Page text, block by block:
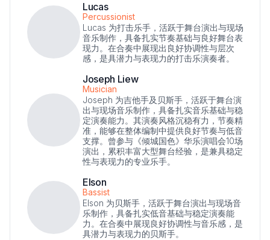
Lucas
Percussionist
Lucas 为打击乐手，活跃于舞台演出与现场
音乐制作，具备扎实节奏基础与良好舞台表
现力。在合奏中展现出良好协调性与层次
感，是具潜力与表现力的打击乐演奏者。
Joseph Liew
Musician
Joseph 为吉他手及贝斯手，活跃于舞台演
出与现场音乐制作，具备扎实音乐基础与稳
定演奏能力。其演奏风格沉稳有力，节奏精
准，能够在整体编制中提供良好节奏与低音
支撑。曾参与《倾城国色》华乐演唱会10场
演出，累积丰富大型舞台经验，是兼具稳定
性与表现力的专业乐手。
Elson
Bassist
Elson 为贝斯手，活跃于舞台演出与现场音
乐制作，具备扎实低音基础与稳定演奏能
力。在合奏中展现良好协调性与音乐感，是
具潜力与表现力的贝斯手。